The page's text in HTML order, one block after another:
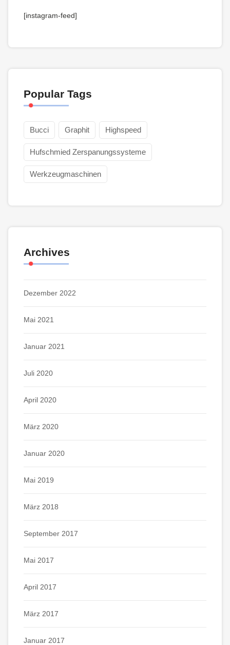
[instagram-feed]
Popular Tags
Bucci Graphit Highspeed
Hufschmied Zerspanungssysteme
Werkzeugmaschinen
Archives
Dezember 2022
Mai 2021
Januar 2021
Juli 2020
April 2020
März 2020
Januar 2020
Mai 2019
März 2018
September 2017
Mai 2017
April 2017
März 2017
Januar 2017